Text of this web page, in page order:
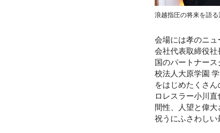
浪越指圧の将来を語る
会場には孝のニ
会社代表取締役
国のパートナー
校法人大原学園
をはじめたくさ
ロレスラー小川
間性、人望と偉
祝うにふさわし